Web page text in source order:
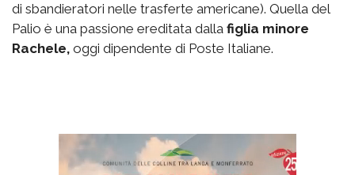
di sbandieratori nelle trasferte americane). Quella del
Palio è una passione ereditata dalla figlia minore
Rachele, oggi dipendente di Poste Italiane.